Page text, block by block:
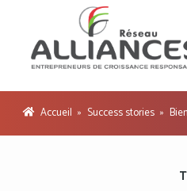
Accueil » Success stories »
Ressources
sur la RSE !